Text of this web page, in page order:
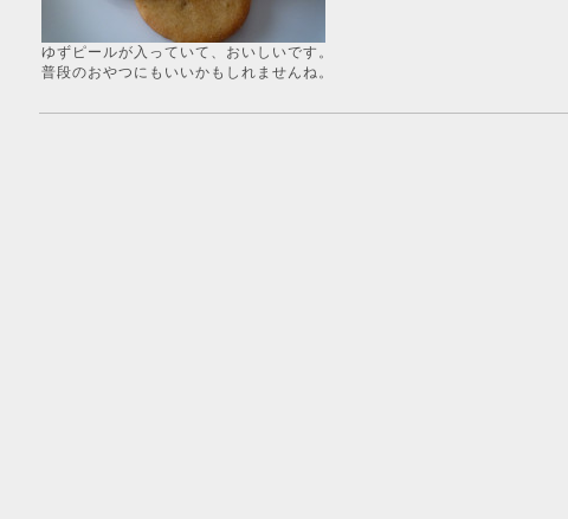
ゆずピールが入っていて、おいしいです。
普段のおやつにもいいかもしれませんね。